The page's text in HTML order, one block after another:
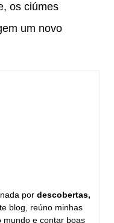
os ciúmes
um novo
por descobertas,
blog, reúno minhas
mundo e contar boas